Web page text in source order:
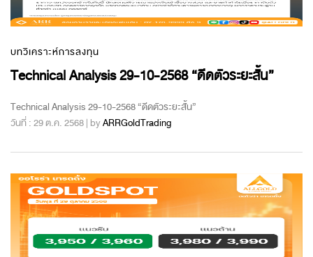
บทวิเคราะห์การลงทุน
Technical Analysis 29-10-2568 “ดีดตัวระยะสั้น”
Technical Analysis 29-10-2568 “ดีดตัวระยะสั้น”
วันที่ : 29 ต.ค. 2568 | byARRGoldTrading